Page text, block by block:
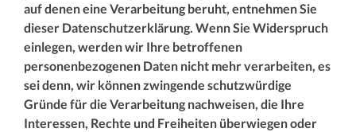
auf denen eine Verarbeitung beruht, entnehmen Sie
dieser Datenschutzerklärung. Wenn Sie Widerspruch
einlegen, werden wir Ihre betroffenen
personenbezogenen Daten nicht mehr verarbeiten, es
sei denn, wir können zwingende schutzwürdige
Gründe für die Verarbeitung nachweisen, die Ihre
Interessen, Rechte und Freiheiten überwiegen oder